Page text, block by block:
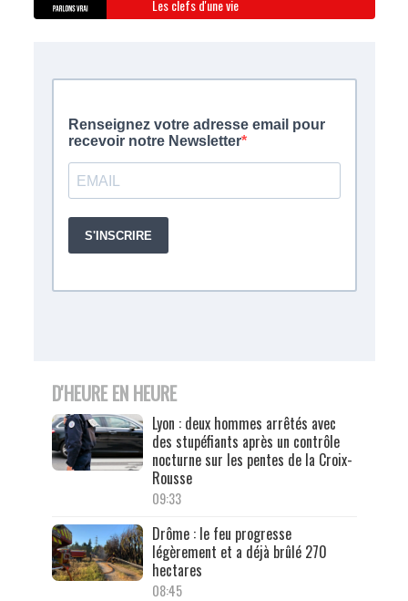
Les clefs d'une vie
D'HEURE EN HEURE
Lyon : deux hommes arrêtés avec
des stupéfiants après un contrôle
nocturne sur les pentes de la Croix-
Rousse
09:33
Drôme : le feu progresse
légèrement et a déjà brûlé 270
hectares
08:45